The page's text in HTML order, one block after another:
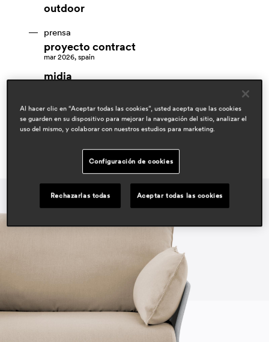
outdoor
prensa
proyecto contract
mar 2026, spain
midia
Al hacer clic en “Aceptar todas las cookies”, usted acepta que las cookies
se guarden en su dispositivo para mejorar la navegación del sitio, analizar el
uso del mismo, y colaborar con nuestros estudios para marketing.
Configuración de cookies
Rechazarlas todas Aceptar todas las cookies